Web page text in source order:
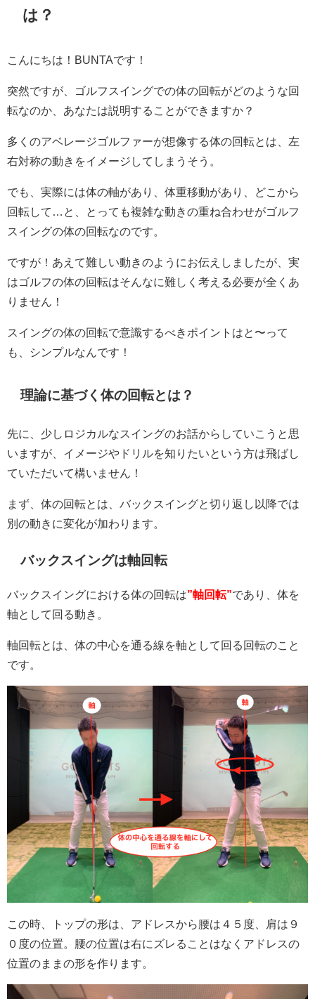
は？
こんにちは！BUNTAです！
突然ですが、ゴルフスイングでの体の回転がどのような回
転なのか、あなたは説明することができますか？
多くのアベレージゴルファーが想像する体の回転とは、左
右対称の動きをイメージしてしまうそう。
でも、実際には体の軸があり、体重移動があり、どこから
回転して…と、とっても複雑な動きの重ね合わせがゴルフ
スイングの体の回転なのです。
ですが！あえて難しい動きのようにお伝えしましたが、実
はゴルフの体の回転はそんなに難しく考える必要が全くあ
りません！
スイングの体の回転で意識するべきポイントはと〜って
も、シンプルなんです！
理論に基づく体の回転とは？
先に、少しロジカルなスイングのお話からしていこうと思
いますが、イメージやドリルを知りたいという方は飛ばし
ていただいて構いません！
まず、体の回転とは、バックスイングと切り返し以降では
別の動きに変化が加わります。
バックスイングは軸回転
バックスイングにおける体の回転は”軸回転”であり、体を
軸として回る動き。
軸回転とは、体の中心を通る線を軸として回る回転のこと
です。
この時、トップの形は、アドレスから腰は４５度、肩は９
０度の位置。腰の位置は右にズレることはなくアドレスの
位置のままの形を作ります。